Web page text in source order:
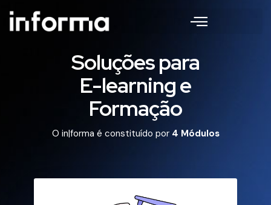
Soluções para
E-learning e
Formação
O in|forma é constituído por 4 Módulos